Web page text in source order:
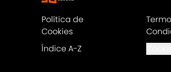
Política de
Cookies
Índice A-Z